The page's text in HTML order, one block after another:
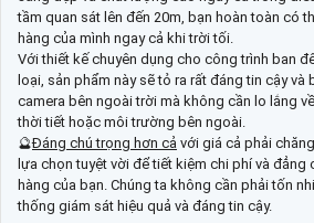
tầm quan sát lên đến 20m, bạn hoàn toàn có
hàng của mình ngay cả khi trời tối.
Với thiết kế chuyên dụng cho công trình ban
loại, sản phẩm này sẽ tỏ ra rất đáng tin cậy và
camera bên ngoài trời mà không cần lo lắng
thời tiết hoặc môi trường bên ngoài.
🔮Đáng chú trọng hơn cả với giá cả phải
lựa chọn tuyệt vời để tiết kiệm chi phí và đẳng
hàng của bạn. Chúng ta không cần phải tốn
thống giám sát hiệu quả và đáng tin cậy.